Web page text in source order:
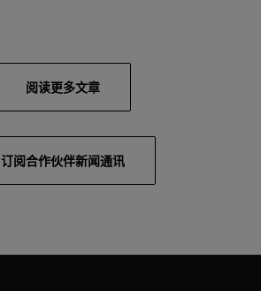
阅读更多文章
订阅合作伙伴新闻通讯